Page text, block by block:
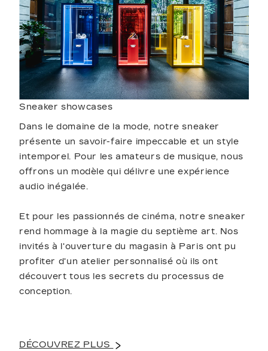
Sneaker showcases
Dans le domaine de la mode, notre sneaker
présente un savoir-faire impeccable et un style
intemporel. Pour les amateurs de musique, nous
offrons un modèle qui délivre une expérience
audio inégalée.
Et pour les passionnés de cinéma, notre sneaker
rend hommage à la magie du septième art. Nos
invités à l'ouverture du magasin à Paris ont pu
profiter d'un atelier personnalisé où ils ont
découvert tous les secrets du processus de
conception.
DÉCOUVREZ PLUS